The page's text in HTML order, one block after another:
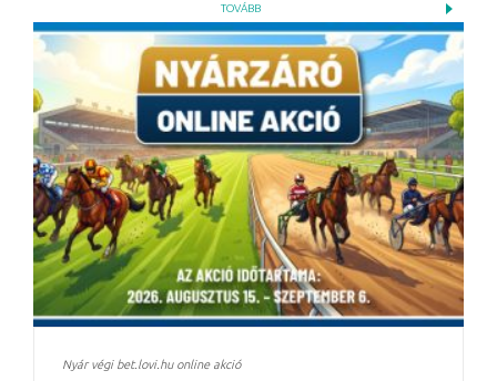
TOVÁBB
Nyár végi bet.lovi.hu online akció